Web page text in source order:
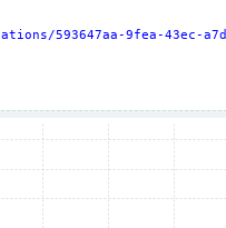
593647aa-9fea-43ec-a7d6-